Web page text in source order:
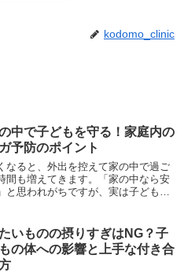
kodomo_clinic
中で子どもを守る！家庭内の
予防のポイント
なると、外出を控えて家の中で過ご
間も増えてきます。「家の中なら安
と思われがちですが、実は子どもの
、大きな事故を防ぐことができま
そこで今回は、ご家庭で...
いものの摂りすぎはNG？子
の体への影響と上手な付き合